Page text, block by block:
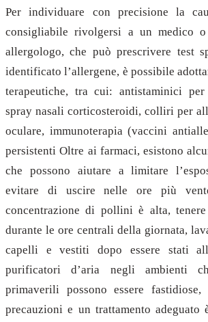
Per individuare con precisione la
consigliabile rivolgersi a un medico
allergologo, che può prescrivere test
identificato l’allergene, è possibile
terapeutiche, tra cui: antistaminici
spray nasali corticosteroidi, colliri per
oculare, immunoterapia (vaccini
persistenti Oltre ai farmaci, esistono
che possono aiutare a limitare
evitare di uscire nelle ore più
concentrazione di pollini è alta,
durante le ore centrali della giornata,
capelli e vestiti dopo essere stati
purificatori d’aria negli ambienti
primaverili possono essere
precauzioni e un trattamento adeguato